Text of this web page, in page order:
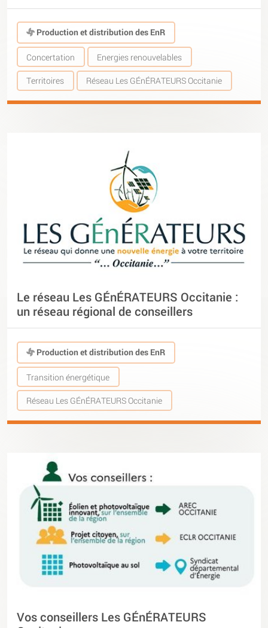
Production et distribution des EnR
Concertation Energies renouvelables
Territoires Réseau Les GÉnÉRATEURS Occitanie
Le réseau Les GÉnÉRATEURS Occitanie :
un réseau régional de conseillers
Production et distribution des EnR
Transition énergétique
Réseau Les GÉnÉRATEURS Occitanie
Vos conseillers Les GÉnÉRATEURS